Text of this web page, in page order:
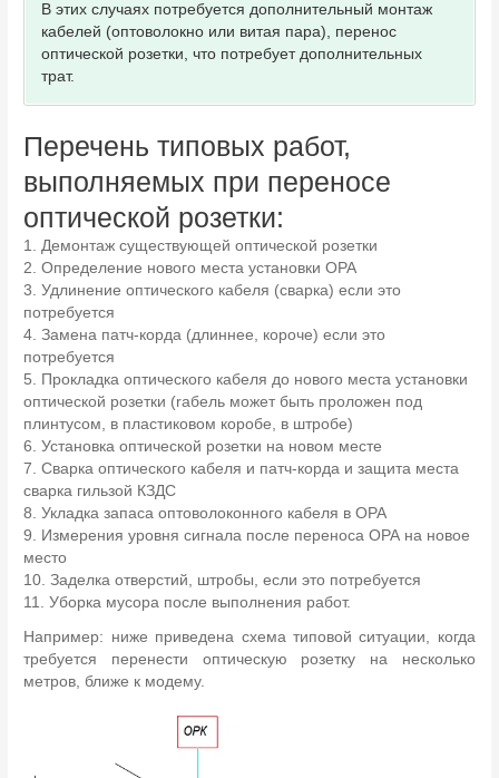
В этих случаях потребуется дополнительный монтаж
кабелей (оптоволокно или витая пара), перенос
оптической розетки, что потребует дополнительных
трат.
Перечень типовых работ,
выполняемых при переносе
оптической розетки:
1. Демонтаж существующей оптической розетки
2. Определение нового места установки ОРА
3. Удлинение оптического кабеля (сварка) если это
потребуется
4. Замена патч-корда (длиннее, короче) если это
потребуется
5. Прокладка оптического кабеля до нового места установки
оптической розетки (rабель может быть проложен под
плинтусом, в пластиковом коробе, в штробе)
6. Установка оптической розетки на новом месте
7. Сварка оптического кабеля и патч-корда и защита места
сварка гильзой КЗДС
8. Укладка запаса оптоволоконного кабеля в ОРА
9. Измерения уровня сигнала после переноса ОРА на новое
место
10. Заделка отверстий, штробы, если это потребуется
11. Уборка мусора после выполнения работ.
Например: ниже приведена схема типовой ситуации, когда
требуется перенести оптическую розетку на несколько
метров, ближе к модему.